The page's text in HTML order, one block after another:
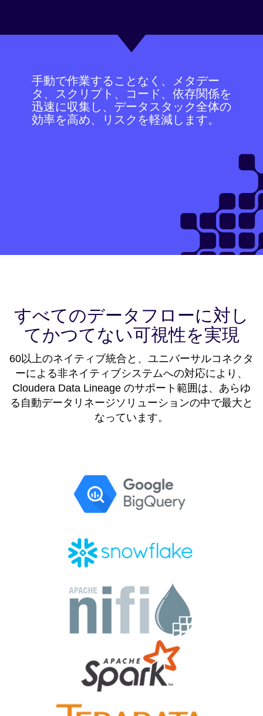
手動で作業することなく、メタデー
タ、スクリプト、コード、依存関係を
迅速に収集し、データスタック全体の
効率を高め、リスクを軽減します。
すべてのデータフローに対し
てかつてない可視性を実現
60以上のネイティブ統合と、ユニバーサルコネクタ
ーによる非ネイティブシステムへの対応により、
Cloudera Data Lineage のサポート範囲は、あらゆ
る自動データリネージソリューションの中で最大と
なっています。